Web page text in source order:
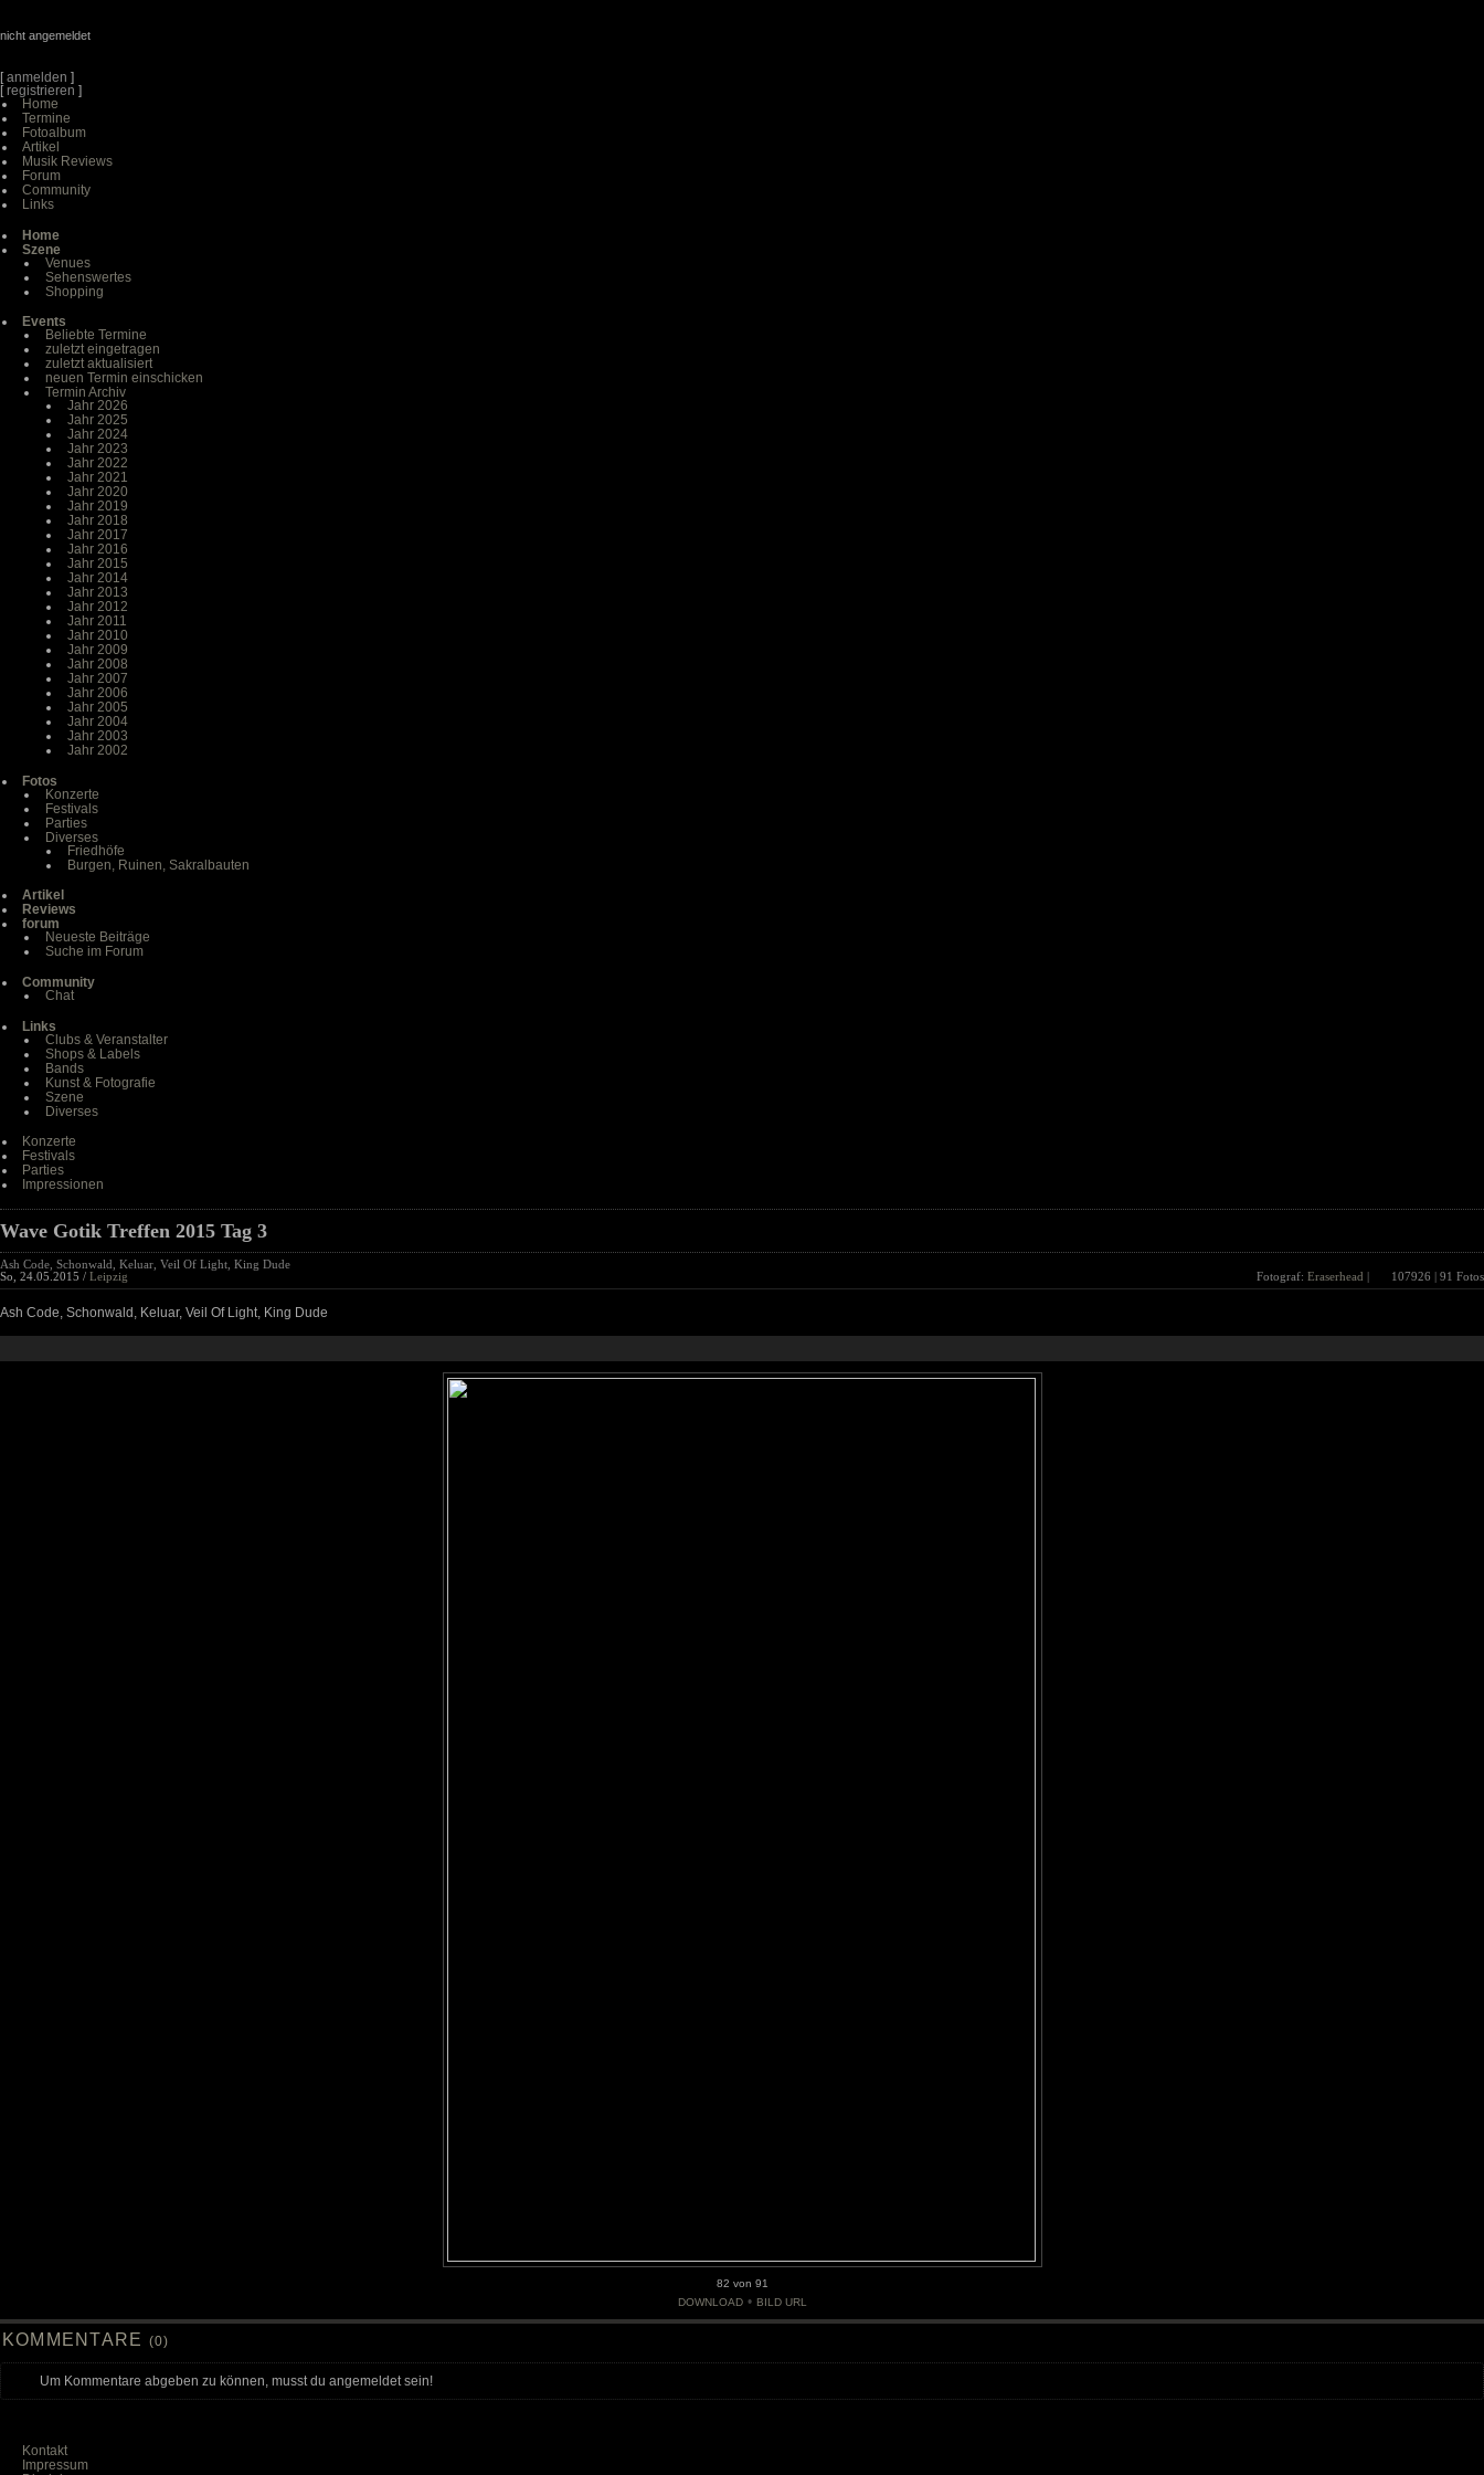
nicht angemeldet
[anmelden ]
[registrieren ]
Home
Termine
Fotoalbum
Artikel
Musik Reviews
Forum
Community
Links
Home
Szene
Venues
Sehenswertes
Shopping
Events
Beliebte Termine
zuletzt eingetragen
zuletzt aktualisiert
neuen Termin einschicken
Termin Archiv
Jahr 2026
Jahr 2025
Jahr 2024
Jahr 2023
Jahr 2022
Jahr 2021
Jahr 2020
Jahr 2019
Jahr 2018
Jahr 2017
Jahr 2016
Jahr 2015
Jahr 2014
Jahr 2013
Jahr 2012
Jahr 2011
Jahr 2010
Jahr 2009
Jahr 2008
Jahr 2007
Jahr 2006
Jahr 2005
Jahr 2004
Jahr 2003
Jahr 2002
Fotos
Konzerte
Festivals
Parties
Diverses
Friedhöfe
Burgen, Ruinen, Sakralbauten
Artikel
Reviews
forum
Neueste Beiträge
Suche im Forum
Community
Chat
Links
Clubs & Veranstalter
Shops & Labels
Bands
Kunst & Fotografie
Szene
Diverses
Konzerte
Festivals
Parties
Impressionen
Wave Gotik Treffen 2015 Tag 3
Ash Code, Schonwald, Keluar, Veil Of Light, King Dude
So, 24.05.2015 / Leipzig Fotograf: Eraserhead | 107926 | 91 Fotos
Ash Code, Schonwald, Keluar, Veil Of Light, King Dude
82 von 91
DOWNLOAD • BILD URL
KOMMENTARE (0)
Um Kommentare abgeben zu können, musst du angemeldet sein!
Kontakt
Impressum